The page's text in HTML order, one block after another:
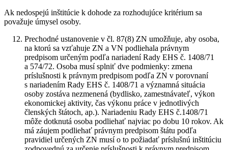
Ak nedospejú inštitúcie k dohode za rozhodujúce kritérium sa
považuje úmysel osoby.
Prechodné ustanovenie v čl. 87(8) ZN umožňuje, aby osoba,
na ktorú sa vzťahuje ZN a VN podliehala právnym
predpisom určeným podľa nariadení Rady EHS č. 1408/71
a 574/72. Osoba musí splniť dve podmienky: zmena
príslušnosti k právnym predpisom podľa ZN v porovnaní
s nariadením Rady EHS č. 1408/71 a významná situácia
osoby zostáva nezmenená (bydlisko, zamestnávateľ, výkon
ekonomickej aktivity, čas výkonu práce v jednotlivých
členských štátoch, ap.). Nariadeniu Rady EHS č.1408/71
môže dotknutá osoba podliehať najviac po dobu 10 rokov. Ak
má záujem podliehať právnym predpisom štátu podľa
pravidiel určených ZN musí o to požiadať príslušnú inštitúciu